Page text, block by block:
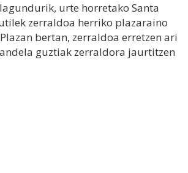
urte horretako Santa
zerraldoa herriko plazaraino
bertan, zerraldoa erretzen ari
guztiak zerraldora jaurtitzen